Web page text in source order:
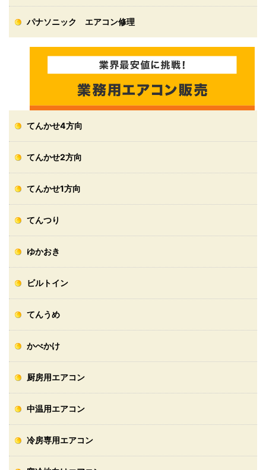
パナソニック エアコン修理
てんかせ4方向
てんかせ2方向
てんかせ1方向
てんつり
ゆかおき
ビルトイン
てんうめ
かべかけ
厨房用エアコン
中温用エアコン
冷房専用エアコン